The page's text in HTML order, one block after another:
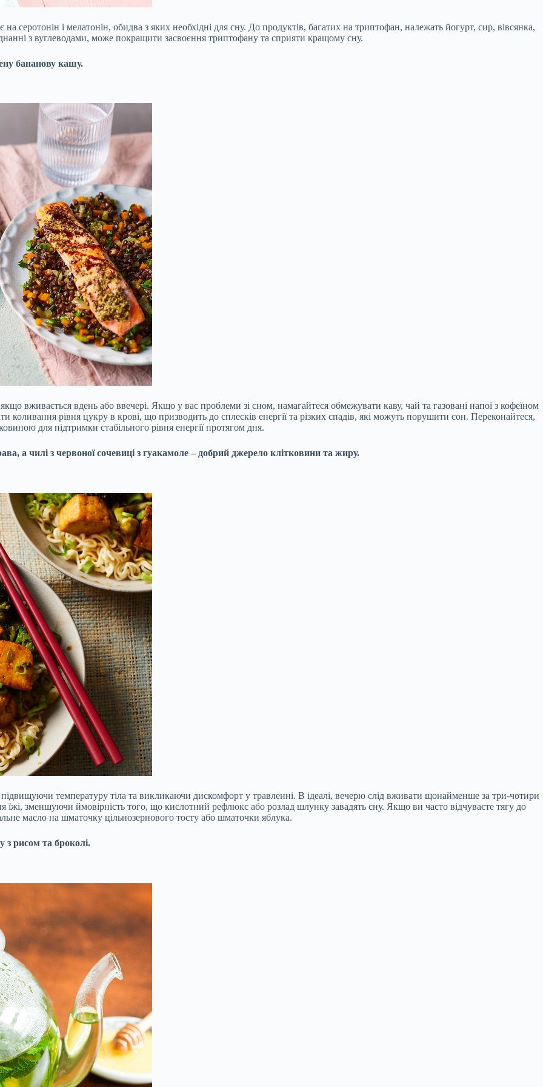
серотонін і мелатонін, обидва з яких необхідні для сну. До продуктів, багатих на триптофан, належать йогурт, сир, вівсянка,
з вуглеводами, може покращити засвоєння триптофану та сприяти кращому сну.
бананову кашу.
вживається вдень або ввечері. Якщо у вас проблеми зі сном, намагайтеся обмежувати каву, чай та газовані напої з кофеїном
рівня цукру в крові, що призводить до сплесків енергії та різких спадів, які можуть порушити сон. Переконайтеся,
для підтримки стабільного рівня енергії протягом дня.
а чилі з червоної сочевиці з гуакамоле – добрий джерело клітковини та жиру.
температуру тіла та викликаючи дискомфорт у травленні. В ідеалі, вечерю слід вживати щонайменше за три-чотири
їжі, зменшуючи ймовірність того, що кислотний рефлюкс або розлад шлунку завадять сну. Якщо ви часто відчуваєте тягу до
масло на шматочку цільнозернового тосту або шматочки яблука.
з рисом та броколі.